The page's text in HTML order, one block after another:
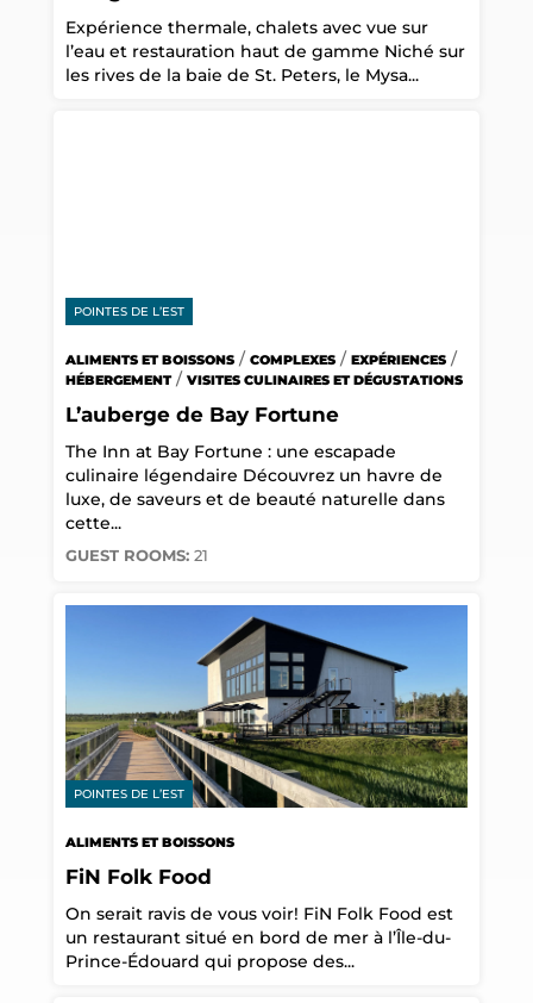
Expérience thermale, chalets avec vue sur
l’eau et restauration haut de gamme Niché sur
les rives de la baie de St. Peters, le Mysa...
POINTES DE L’EST
ALIMENTS ET BOISSONS/ COMPLEXES/ EXPÉRIENCES/
HÉBERGEMENT/ VISITES CULINAIRES ET DÉGUSTATIONS
L’auberge de Bay Fortune
The Inn at Bay Fortune : une escapade
culinaire légendaire Découvrez un havre de
luxe, de saveurs et de beauté naturelle dans
cette...
GUEST ROOMS: 21
POINTES DE L’EST
ALIMENTS ET BOISSONS
FiN Folk Food
On serait ravis de vous voir! FiN Folk Food est
un restaurant situé en bord de mer à l’Île-du-
Prince-Édouard qui propose des...